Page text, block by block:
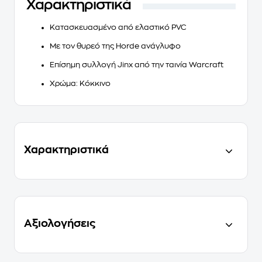
Χαρακτηριστικά
Κατασκευασμένο από ελαστικό PVC
Με τον θυρεό της Horde ανάγλυφο
Επίσημη συλλογή Jinx από την ταινία Warcraft
Χρώμα: Κόκκινο
Χαρακτηριστικά
Αξιολογήσεις